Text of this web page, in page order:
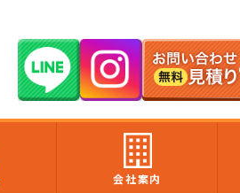
会社案内